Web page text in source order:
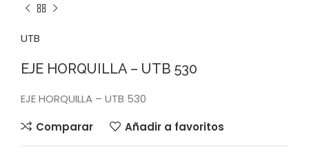
UTB
EJE HORQUILLA – UTB 530
EJE HORQUILLA – UTB 530
Comparar
Añadir a favoritos